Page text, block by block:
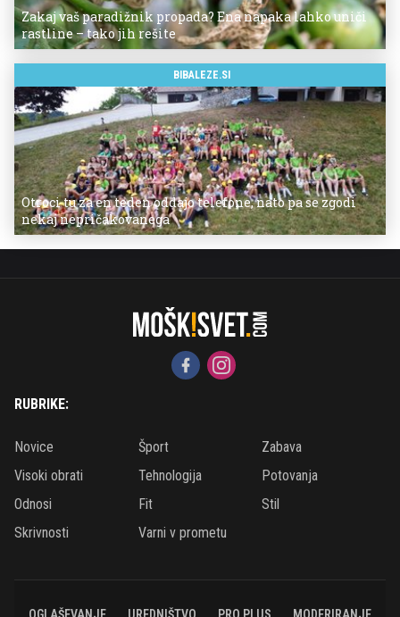
Zakaj vaš paradižnik propada? Ena napaka lahko uniči
rastline – tako jih rešite
BIBALEZE.SI
Otroci tu za en teden oddajo telefone, nato pa se zgodi
nekaj nepričakovanega
RUBRIKE:
Novice Šport
Zabava
Visoki obrati
Tehnologija
Potovanja
Odnosi
Fit
Stil
Skrivnosti
Varni v prometu
OGLAŠEVANJE UREDNIŠTVO PRO PLUS MODERIRANJE